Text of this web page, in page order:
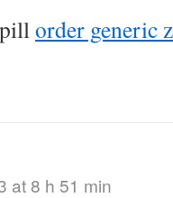
order generic
at 8 h 51 min